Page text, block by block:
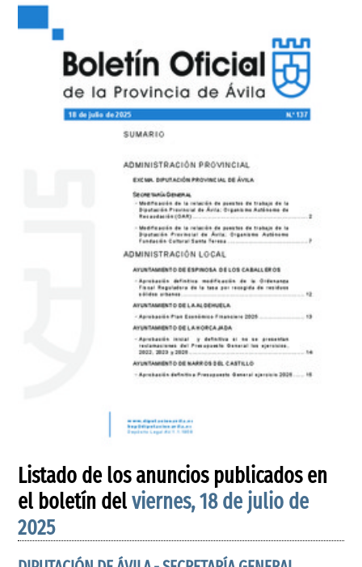
Listado de los anuncios publicados en
el boletín delviernes, 18 de julio de
2025